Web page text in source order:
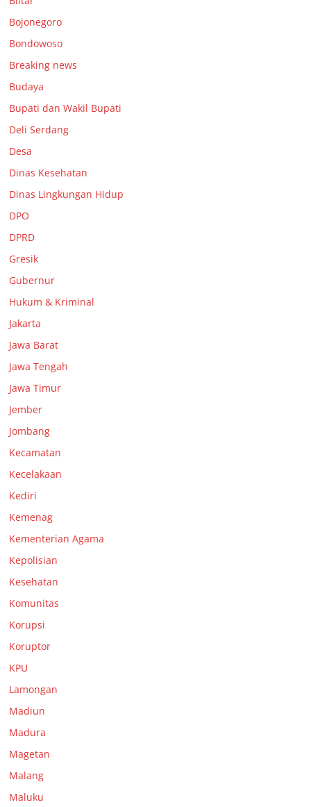
Bojonegoro
Bondowoso
Breaking news
Budaya
Bupati dan Wakil Bupati
Deli Serdang
Desa
Dinas Kesehatan
Dinas Lingkungan Hidup
DPO
DPRD
Gresik
Gubernur
Hukum & Kriminal
Jakarta
Jawa Barat
Jawa Tengah
Jawa Timur
Jember
Jombang
Kecamatan
Kecelakaan
Kediri
Kemenag
Kementerian Agama
Kepolisian
Kesehatan
Komunitas
Korupsi
Koruptor
KPU
Lamongan
Madiun
Madura
Magetan
Malang
Maluku